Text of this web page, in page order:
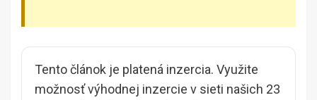
Tento článok je platená inzercia. Využite
možnosť výhodnej inzercie v sieti našich 23